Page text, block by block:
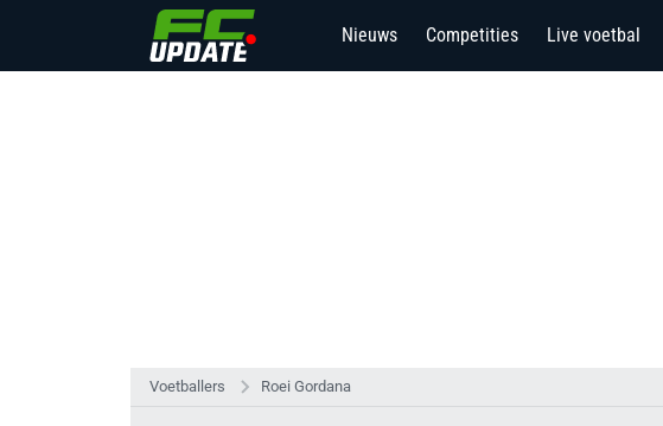
Nieuws Competities Live voetbal
Voetballers Roei Gordana